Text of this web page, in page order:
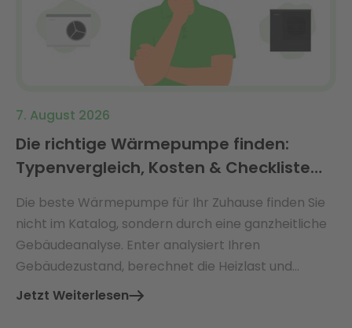
7. August 2026
Die richtige Wärmepumpe finden:
Typenvergleich, Kosten & Checkliste
Die beste Wärmepumpe für Ihr Zuhause finden Sie
nicht im Katalog, sondern durch eine ganzheitliche
Gebäudeanalyse. Enter analysiert Ihren
Gebäudezustand, berechnet die Heizlast und
empfiehlt die perfekt dimensionierte
Jetzt Weiterlesen